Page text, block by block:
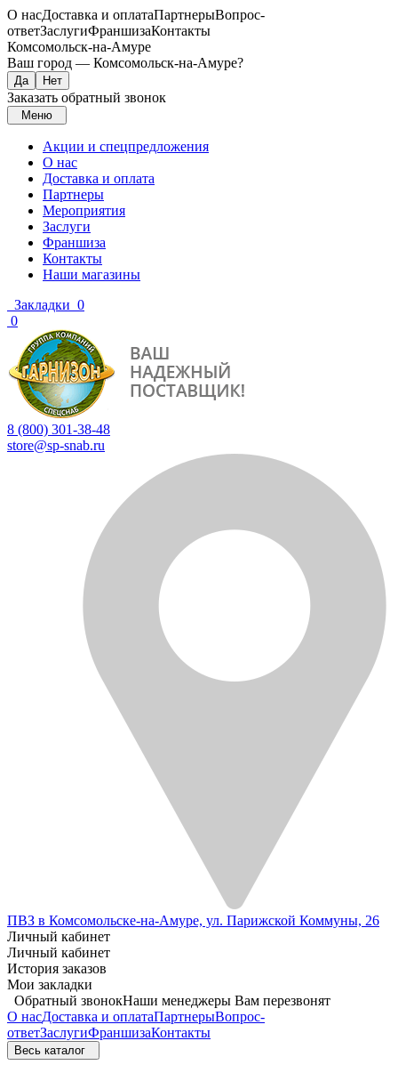
О насДоставка и оплатаПартнерыВопрос-
ответЗаслугиФраншизаКонтакты
Комсомольск-на-Амуре
Ваш город — Комсомольск-на-Амуре?
Заказать обратный звонок
Меню
Акции и спецпредложения
О нас
Доставка и оплата
Партнеры
Мероприятия
Заслуги
Франшиза
Контакты
Наши магазины
Закладки 0
0
8 (800) 301-38-48
store@sp-snab.ru
ПВЗ в Комсомольске-на-Амуре, ул. Парижской Коммуны, 26
Личный кабинет
Личный кабинет
История заказов
Мои закладки
Обратный звонокНаши менеджеры Вам перезвонят
О насДоставка и оплатаПартнерыВопрос-
ответЗаслугиФраншизаКонтакты
Весь каталог